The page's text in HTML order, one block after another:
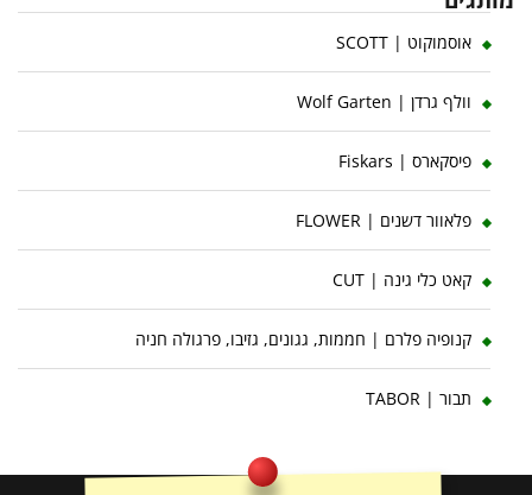
אוסמוקוט | SCOTT
וולף גרדן | Wolf Garten
פיסקארס | Fiskars
פלאוור דשנים | FLOWER
קאט כלי גינה | CUT
קנופיה פלרם | חממות, גגונים, גזיבו, פרגולה חניה
תבור | TABOR